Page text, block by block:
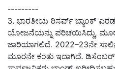
---------
3. ಭಾರತೀಯ ರಿಸರ್ವ್ ಬ್ಯಾಂಕ್‌
ಯೋಜನೆಯನ್ನು ಪರಿಚಯಿಸಿದ್ದು,
ಜಾರಿಯಾಗಲಿದೆ. 2022–23ನೇ
ಮೂರನೇ ಕಂತು ಇದಾಗಿದೆ. ಡಿಸೆಂಬರ್‌